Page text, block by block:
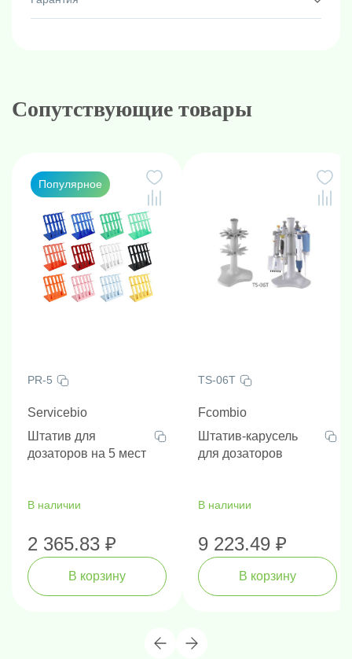
Сопутствующие товары
Популярное
PR-5
Servicebio
Штатив для
дозаторов на 5 мест
В наличии
2 365.83 ₽
В корзину
TS-06T
Fcombio
Штатив-карусель
для дозаторов
В наличии
9 223.49 ₽
В корзину